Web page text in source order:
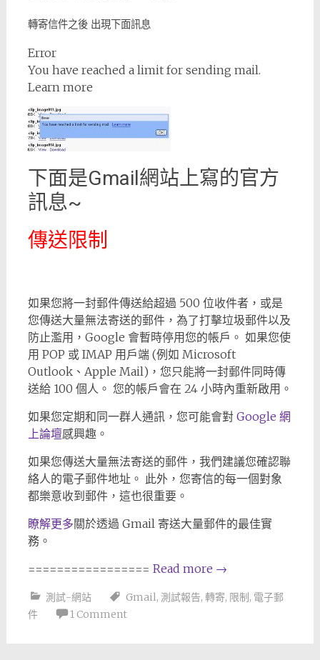
轉寄信件之後 出現下面訊息
Error
You have reached a limit for sending mail.
Learn more
下面是Gmail網站上寫的官方
訊息~
傳送限制
如果您將一封郵件傳送給超過 500 位收件者，或是
您傳送大量無法寄送的郵件，為了打擊垃圾郵件以及
防止濫用，Google 會暫時停用您的帳戶。 如果您使
用 POP 或 IMAP 用戶端 (例如 Microsoft
Outlook、Apple Mail)，您只能將一封郵件同時傳
送給 100 個人。 您的帳戶會在 24 小時內重新啟用。
如果您定期和同一群人通訊，您可能會對 Google 網
上論壇感興趣。
如果您傳送大量無法寄送的郵件，我們建議您確認聯
絡人的電子郵件地址。 此外，您寄信的每一個對象
都樂意收到郵件，這也很重要。
瞭解更多關於透過 Gmail 寄送大量郵件的最佳實
務。
================= Read more →
測試-網站 Gmail, 測試報告, 轉寄, 限制 , 電子郵
件
1 Comment